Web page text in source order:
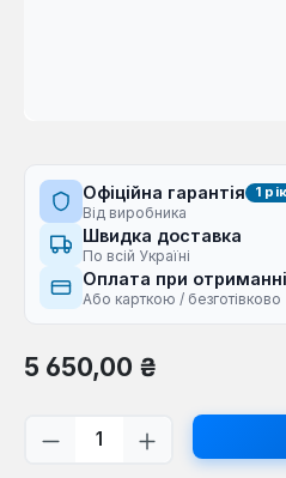
Офіційна гарантія 1 рік
Від виробника
Швидка доставка
По всій Україні
Оплата при отриманні
Або карткою / безготівково
Звичайна ціна:
5 650,00 ₴
Кількість товару: